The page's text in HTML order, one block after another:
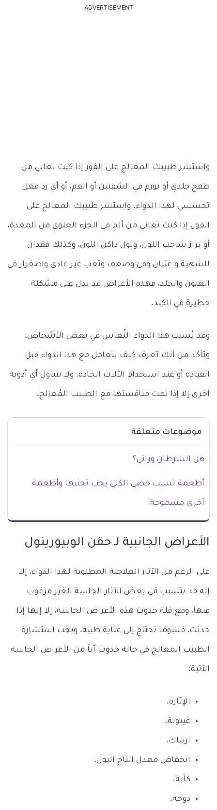
ADVERTISEMENT
واستشر طبيبك المعالج على الفور إذا كنت تعاني من
طفح جلدي أو تورم في الشفتين أو الفم، أو أي رد فعل
تحسسي لهذا الدواء. واستشر طبيبك المعالج على
الفور، إذا كنت تعاني من ألم في الجزء العلوي من المعدة،
أو براز شاحب اللون، وبول داكن اللون، وكذلك فقدان
للشهية و غثيان وقئ وضعف وتعب غير عادي واصفرار في
العيون والجلد، فهذه الأعراض قد تدل على مشكلة
خطيرة في الكبد.
وقد يُسبب هذا الدواء النُعاس في بعض الأشخاص،
وتأكد من أنك تعرف كيف تتعامل مع هذا الدواء قبل
القيادة أو عند استخدام الآلات الحادة. ولا تتناول أي أدوية
أخرى إلا إذا تمت مناقشتها مع الطبيب المُعالج.
موضوعات متعلقة
هل السرطان وراثي؟
أطعمة تسبب حصى الكلى يجب تجنبها وأطعمة
أخرى مسموحة
الأعراض الجانبية لـ حقن الوبيورينول
على الرغم من الآثار العلاجية المطلوبة لهذا الدواء، إلا
إنه قد يتسبب في بعض الآثار الجانبية الغير مرغوب
فيها، ومع قلة حدوث هذه الأعراض الجانبيه، إلا إنها إذا
حدثت، فسوف تحتاج إلى عناية طبية. ويجب استشارة
الطبيب المعالج في حالة حدوث أياً من الأعراض الجانبية
الآتية:
الإثارة.
غيبوبة.
ارتباك.
انخفاض معدل انتاج البول.
كآبة.
دوخة.